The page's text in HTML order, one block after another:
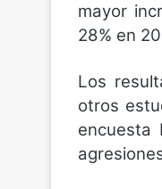
mayor
28% en
Los
otros
encuesta